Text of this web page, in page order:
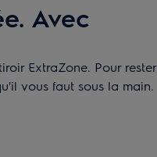
Avec
ExtraZone. Pour rester
vous faut sous la main.